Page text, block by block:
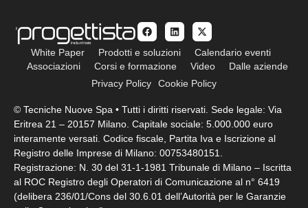
White Paper Prodotti e soluzioni
Calendario eventi
Associazioni
Corsi e formazione Video
Dalle aziende
Privacy Policy
Cookie Policy
© Tecniche Nuove Spa • Tutti i diritti riservati. Sede legale: Via
Eritrea 21 – 20157 Milano. Capitale sociale: 5.000.000 euro
interamente versati. Codice fiscale, Partita Iva e Iscrizione al
Registro delle Imprese di Milano: 00753480151.
Registrazione: N. 30 del 31-1-1981 Tribunale di Milano – Iscritta
al ROC Registro degli Operatori di Comunicazione al n° 6419
(delibera 236/01/Cons del 30.6.01 dell’Autorità per le Garanzie